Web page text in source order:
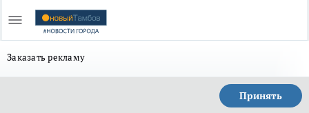
Заказать рекламу
Принять